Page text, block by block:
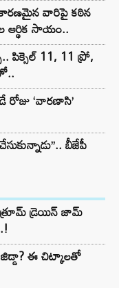
కారణమైన వారిపై కఠిన
ఆర్థిక సాయం..
పిక్సెల్ 11, 11 ప్రో,
రోజు ‘వారణాసి’
బీజేపీ
డ్రెయిన్ జామ్
ఈ చిట్కాలతో